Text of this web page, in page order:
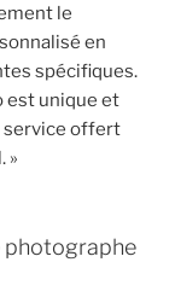
le
en
spécifiques.
est unique et
service offert
»
photographe